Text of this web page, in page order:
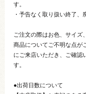
す。
・予告なく取り扱い終了、
ご注文の際はお色、サイズ
商品についてご不明な点が
にご来店いただき、ご確認
す。
●出荷日数について